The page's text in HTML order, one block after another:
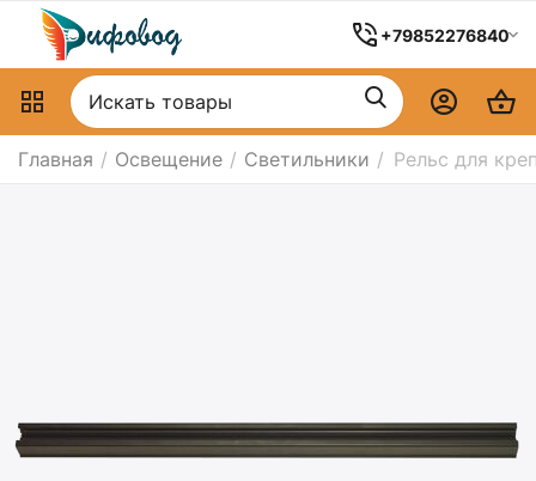
+79852276840
Главная / Освещение / Светильники / Рельс для